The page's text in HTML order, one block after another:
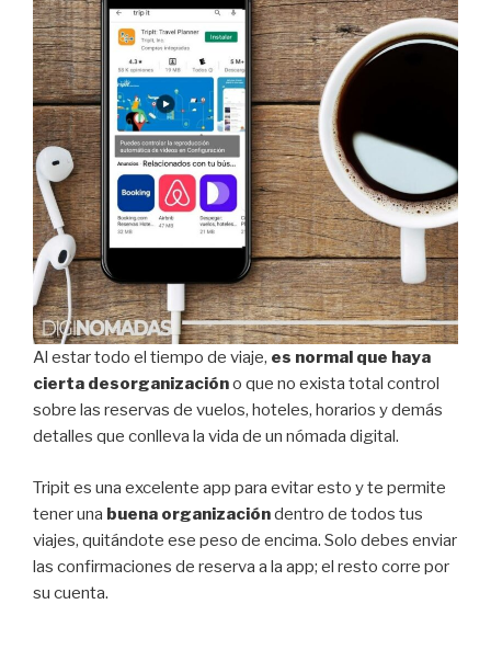
Al estar todo el tiempo de viaje, es normal que haya
cierta desorganizacióno que no exista total control
sobre las reservas de vuelos, hoteles, horarios y demás
detalles que conlleva la vida de un nómada digital.
Tripit es una excelente app para evitar esto y te permite
tener una buena organizacióndentro de todos tus
viajes, quitándote ese peso de encima. Solo debes enviar
las confirmaciones de reserva a la app; el resto corre por
su cuenta.